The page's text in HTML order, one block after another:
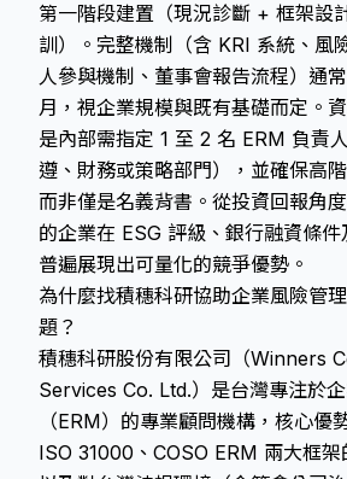
第一階段建置（現況診斷 + 框架設
訓）。完整機制（含 KRI 系統、風
人參與機制、董事會報告流程）通
月，視企業規模與既有基礎而定。
是內部需指定 1 至 2 名 ERM 負責
遵、財務或策略部門），並確保高
而非僅是名義背書。從投資回報角
的企業在 ESG 評級、銀行融資條件
普遍展現出可量化的競爭優勢。
為什麼找積穗科研協助企業風險管
題？
積穗科研股份有限公司（Winners
Services Co. Ltd.）是台灣專注於
（ERM）的專業顧問機構，核心優
ISO 31000、COSO ERM 兩大框架